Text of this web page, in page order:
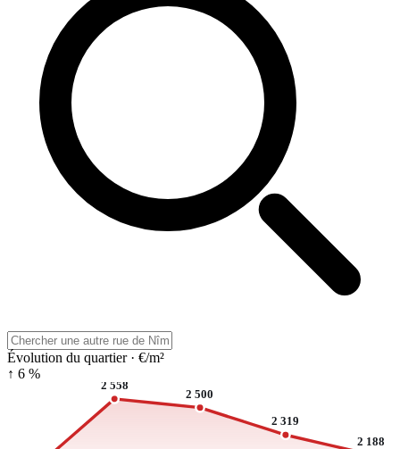
Évolution du quartier · €/m²
↑ 6 %
2 558
2 500
2 319
2 188